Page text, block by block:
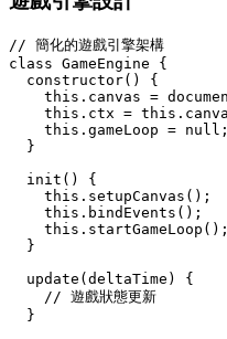
// 簡化的遊戲引擎架構
class GameEngine {
  constructor() {
this.canvas =
this.ctx =
    this.gameLoop = null;
  }
  init() {
    this.setupCanvas();
    this.bindEvents();
    this.startGameLoop();
  }
  update(deltaTime) {
    // 遊戲狀態更新
  }